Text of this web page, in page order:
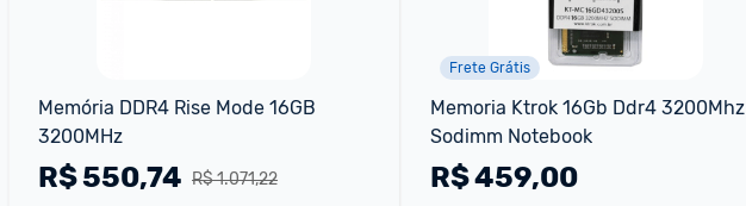
Memória DDR4 Rise Mode 16GB
3200MHz
R$ 1.071,22
R$550,74
Frete Grátis
Memoria Ktrok 16Gb Ddr4 3200Mhz
Sodimm Notebook
R$459,00